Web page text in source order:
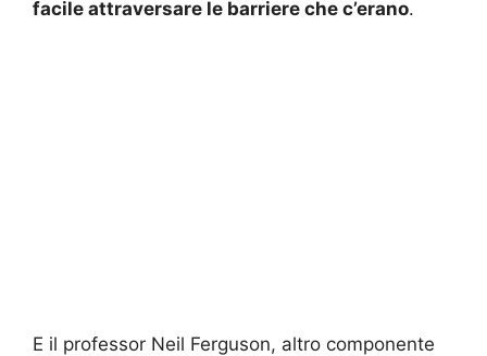
facile attraversare le barriere che c’erano.
E il professor Neil Ferguson, altro componente